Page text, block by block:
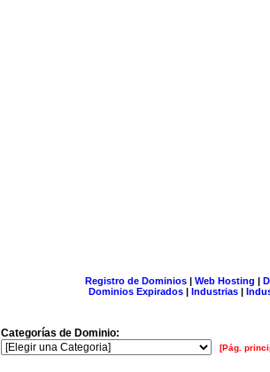
Registro de Dominios| Web Hosting |
Dominios Expirados | Industrias |
Categorías de Dominio:
[Pág.